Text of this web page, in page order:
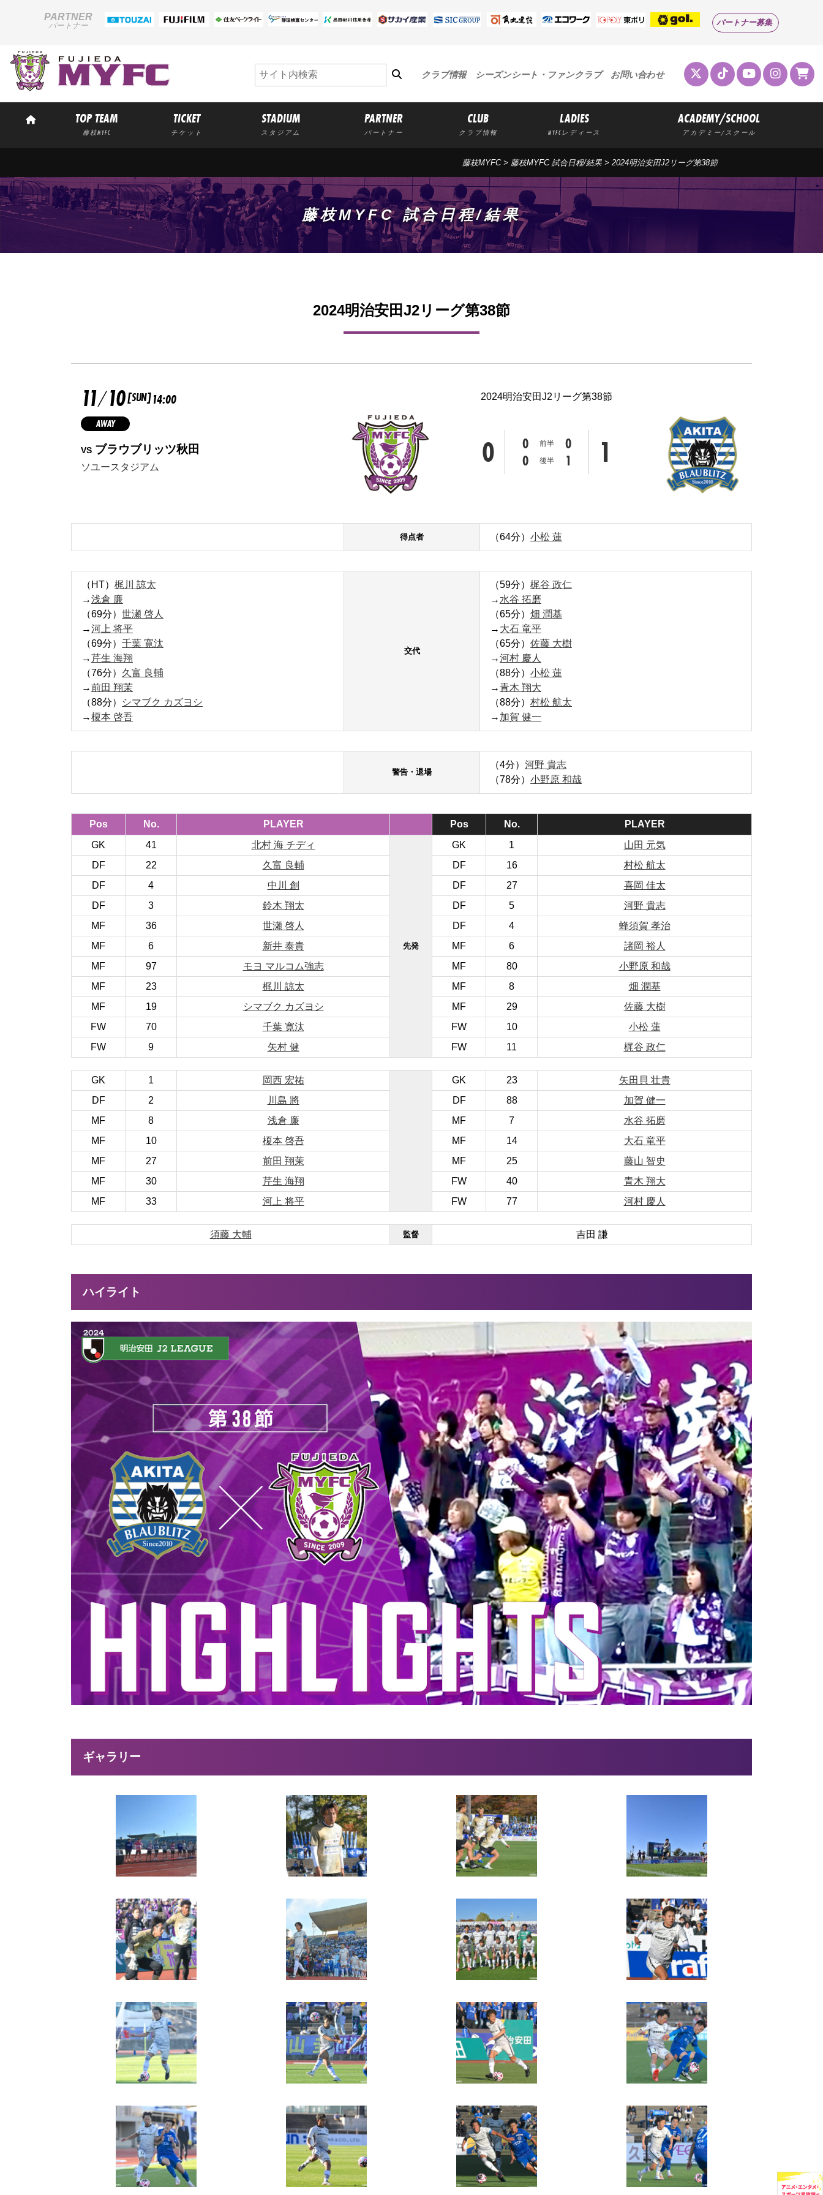
PARTNER
パートナー パートナー募集
クラブ情報 シーズンシート・ファンクラブ お問い合わせ
TOP TEAM
藤枝MYFC
TICKET
チケット
STADIUM
スタジアム
PARTNER
パートナー
CLUB
クラブ情報
LADIES
MYFCレディース
ACADEMY/SCHOOL
アカデミー/スクール
藤枝MYFC> 藤枝MYFC 試合日程/結果 > 2024明治安田J2リーグ第38節
藤枝MYFC 試合日程/結果
2024明治安田J2リーグ第38節
11/10[SUN]14:00
AWAY
VS ブラウブリッツ秋田
ソユースタジアム
2024明治安田J2リーグ第38節
0 0 前半
0
0
後半 1 1
得点者 （64分） 小松 蓮
（HT） 梶川 諒太
→浅倉 廉
（69分） 世瀬 啓人
→河上 将平
（69分） 千葉 寛汰
→芹生 海翔
（76分） 久富 良輔
→前田 翔茉
（88分）
シマブク カズヨシ
→榎本 啓吾
交代
（59分） 梶谷 政仁
→ 水谷 拓磨
（65分） 畑 潤基
→ 大石 竜平
（65分） 佐藤 大樹
→河村 慶人
（88分） 小松 蓮
→青木 翔大
（88分） 村松 航太
→ 加賀 健一
警告・退場
（4分） 河野 貴志
（78分） 小野原 和哉
Pos No. PLAYER Pos No.
PLAYER
GK
41 北村 海 チディ
先発
GK 1
山田 元気
DF
22 久富 良輔 DF 16
村松 航太
DF
4 中川 創 DF 27
喜岡 佳太
DF
3 鈴木 翔太 DF 5
河野 貴志
MF
36 世瀬 啓人 DF 4
蜂須賀 孝治
MF
6 新井 泰貴 MF 6
諸岡 裕人
MF
97 モヨ マルコム強志 MF 80
小野原 和哉
MF
23 梶川 諒太 MF 8
畑 潤基
MF
19 シマブク カズヨシ MF 29
佐藤 大樹
FW
70 千葉 寛汰 FW 10
小松 蓮
FW
9 矢村 健 FW 11 梶谷 政仁
GK 1 岡西 宏祐 GK 23
矢田貝 壮貴
DF
2 川島 將 DF 88
加賀 健一
MF
8 浅倉 廉 MF 7
水谷 拓磨
MF
10 榎本 啓吾 MF 14
大石 竜平
MF
27 前田 翔茉 MF 25
藤山 智史
MF
30 芹生 海翔 FW 40
青木 翔大
MF
33 河上 将平 FW 77 河村 慶人
須藤 大輔 監督 吉田 謙
ハイライト
ギャラリー